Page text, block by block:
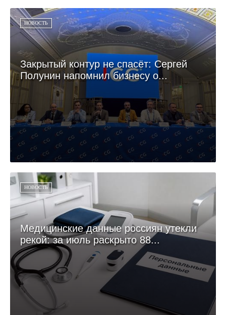
НОВОСТЬ
Закрытый контур не спасёт: Сергей
Полунин напомнил бизнесу о...
НОВОСТЬ
Медицинские данные россиян утекли
рекой: за июль раскрыто 88...